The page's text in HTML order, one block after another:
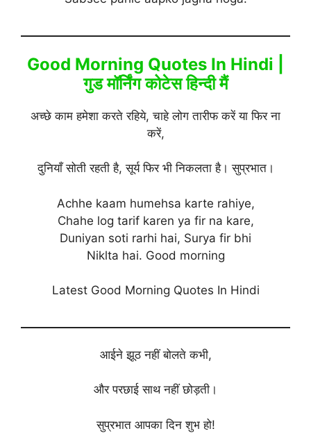
Good Morning Quotes In Hindi |
गुड मॉर्निंग कोटेस हिन्दी मैं
अच्छे काम हमेशा करते रहिये, चाहे लोग तारीफ करें या फिर ना
करें,
दुनियाँ सोती रहती है, सूर्य फिर भी निकलता है। सुप्रभात।
Achhe kaam humehsa karte rahiye,
Chahe log tarif karen ya fir na kare,
Duniyan soti rarhi hai, Surya fir bhi
Niklta hai. Good morning
Latest Good Morning Quotes In Hindi
आईने झूठ नहीं बोलते कभी,
और परछाई साथ नहीं छोड़ती।
सुप्रभात आपका दिन शुभ हो!